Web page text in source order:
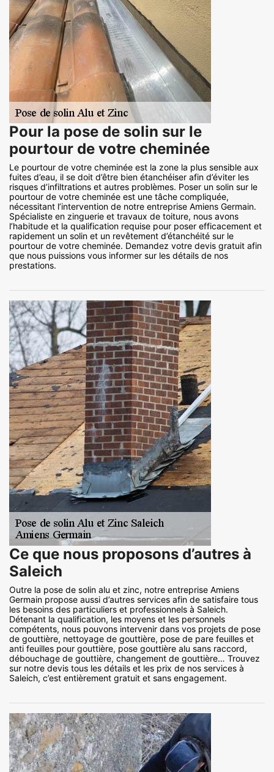
Pour la pose de solin sur le
pourtour de votre cheminée
Le pourtour de votre cheminée est la zone la plus sensible aux
fuites d’eau, il se doit d’être bien étanchéiser afin d’éviter les
risques d’infiltrations et autres problèmes. Poser un solin sur le
pourtour de votre cheminée est une tâche compliquée,
nécessitant l’intervention de notre entreprise Amiens Germain.
Spécialiste en zinguerie et travaux de toiture, nous avons
l’habitude et la qualification requise pour poser efficacement et
rapidement un solin et un revêtement d’étanchéité sur le
pourtour de votre cheminée. Demandez votre devis gratuit afin
que nous puissions vous informer sur les détails de nos
prestations.
Ce que nous proposons d’autres à
Saleich
Outre la pose de solin alu et zinc, notre entreprise Amiens
Germain propose aussi d’autres services afin de satisfaire tous
les besoins des particuliers et professionnels à Saleich.
Détenant la qualification, les moyens et les personnels
compétents, nous pouvons intervenir dans vos projets de pose
de gouttière, nettoyage de gouttière, pose de pare feuilles et
anti feuilles pour gouttière, pose gouttière alu sans raccord,
débouchage de gouttière, changement de gouttière… Trouvez
sur notre devis tous les détails et les prix de nos services à
Saleich, c’est entièrement gratuit et sans engagement.